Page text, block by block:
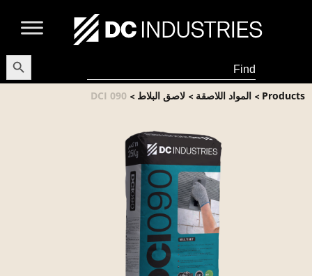
Search
for:
Button
Products
> المواد اللاصقة> لاصق البلاط>
DCI 090